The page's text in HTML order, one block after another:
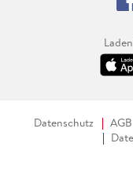
Datenschutz AGB